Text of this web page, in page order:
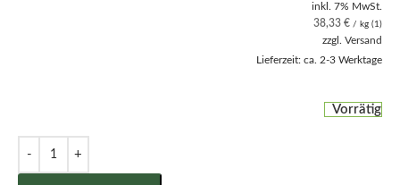
inkl. 7% MwSt.
38,33 € / kg (1)
zzgl. Versand
Lieferzeit: ca. 2-3 Werktage
Vorrätig